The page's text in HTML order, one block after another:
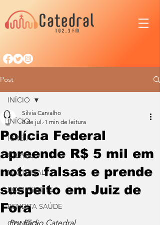
Post
INÍCIO
IGREJA
CIDADE
NACIONAL
BOM APETITE
BENDITA SAÚDE
INÍCIO
Polícia Federal
apreende R$ 5 mil em
notas falsas e prende
suspeito em Juiz de
Fora
Silvia Carvalho
8 de jul. 1 min de leitura
Por Rádio Catedral